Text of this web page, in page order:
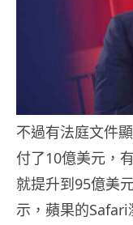
不過有法庭文件
付了10億美元，
就提升到95億美
示，蘋果的